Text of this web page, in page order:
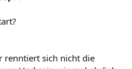
renntiert sich nicht die